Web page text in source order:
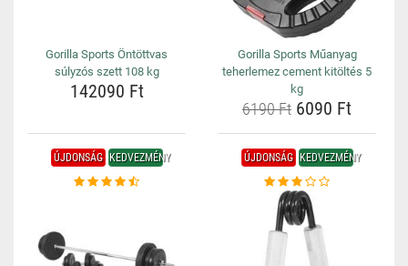
Gorilla Sports Öntöttvas
súlyzós szett 108 kg
142090 Ft
Gorilla Sports Műanyag
teherlemez cement kitöltés 5
kg
6190 Ft 6090 Ft
ÚJDONSÁG KEDVEZMÉNY ÚJDONSÁG KEDVEZMÉNY